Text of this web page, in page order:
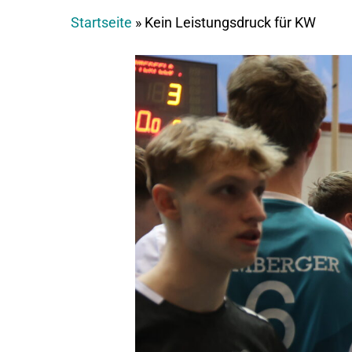
Startseite » Kein Leistungsdruck für KW